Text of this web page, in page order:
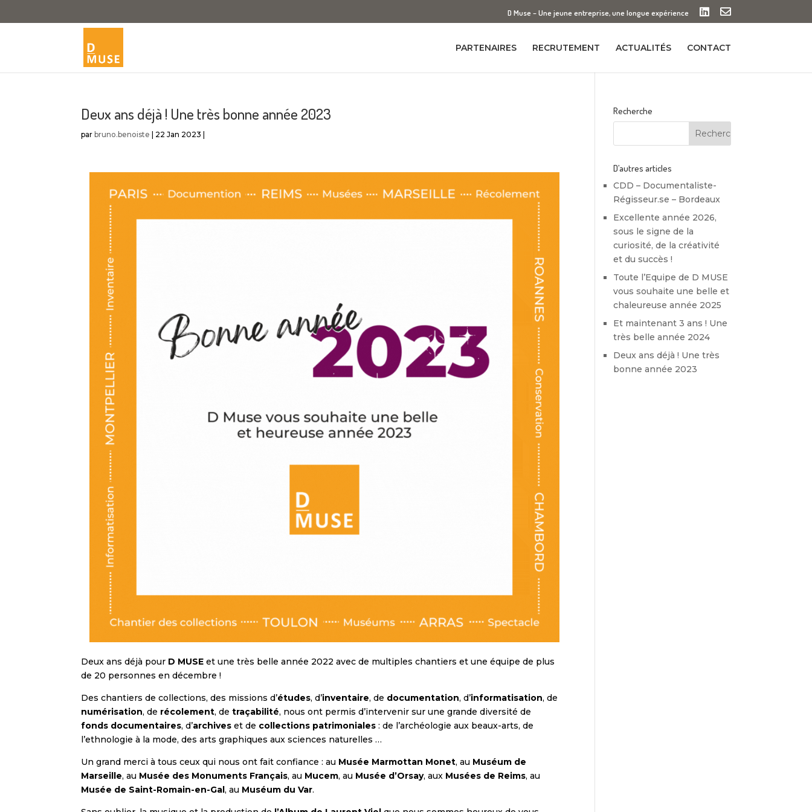
D Muse – Une jeune entreprise, une longue expérience
PARTENAIRES RECRUTEMENT ACTUALITÉS CONTACT
Deux ans déjà ! Une très bonne année 2023
par bruno.benoiste 22 Jan 2023
Deux ans déjà pour D MUSE et une très belle année 2022 avec de multiples chantiers et une équipe de plus
de 20 personnes en décembre !
Des chantiers de collections, des missions d’études, d’inventaire, de documentation, d’informatisation, de
numérisation, de récolement, detraçabilité, nous ont permis d’intervenir sur une grande diversité de
fonds documentaires, d’archives et de collections patrimoniales : de l’archéologie aux beaux-arts, de
l’ethnologie à la mode, des arts graphiques aux sciences naturelles …
Un grand merci à tous ceux qui nous ont fait confiance : au Musée Marmottan Monet, au Muséum de
Marseille, au Musée des Monuments Français, au Mucem, au Musée d’Orsay, aux Musées de Reims, au
Musée de Saint-Romain-en-Gal, au Muséum du Var.
Recherche
D’autres articles
CDD – Documentaliste-
Régisseur.se – Bordeaux
Excellente année 2026,
sous le signe de la
curiosité, de la créativité
et du succès !
Toute l’Equipe de D MUSE
vous souhaite une belle et
chaleureuse année 2025
Et maintenant 3 ans ! Une
très belle année 2024
Deux ans déjà ! Une très
bonne année 2023